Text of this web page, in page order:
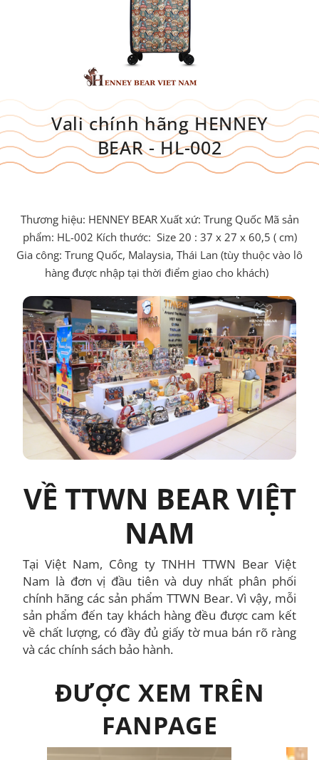
Vali chính hãng HENNEY
BEAR - HL-002
Thương hiệu: HENNEY BEAR Xuất xứ: Trung Quốc Mã sản
phẩm: HL-002 Kích thước: Size 20 : 37 x 27 x 60,5 ( cm)
Gia công: Trung Quốc, Malaysia, Thái Lan (tùy thuộc vào lô
VỀ TTWN BEAR VIỆT
NAM
Tại Việt Nam, Công ty TNHH TTWN Bear Việt
Nam là đơn vị đầu tiên và duy nhất phân phối
chính hãng các sản phẩm TTWN Bear. Vì vậy, mỗi
sản phẩm đến tay khách hàng đều được cam kết
về chất lượng, có đầy đủ giấy tờ mua bán rõ ràng
và các chính sách bảo hành.
ĐƯỢC XEM TRÊN
FANPAGE